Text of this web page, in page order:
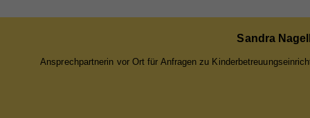
Sandra
Ansprechpartnerin vor Ort für Anfragen zu